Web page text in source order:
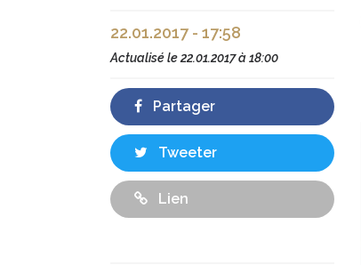
22.01.2017 - 17:58
Actualisé le22.01.2017 à 18:00
Partager
Tweeter
Lien